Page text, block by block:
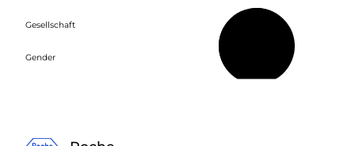
Gesellschaft
Gender